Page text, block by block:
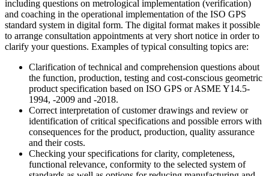
including questions on metrological implementation (verification)
and coaching in the operational implementation of the ISO GPS
standard system in digital form. The digital format makes it possible
to arrange consultation appointments at very short notice in order to
clarify your questions. Examples of typical consulting topics are:
Clarification of technical and comprehension questions about
the function, production, testing and cost-conscious geometric
product specification based on ISO GPS or ASME Y14.5-
1994, -2009 and -2018.
Correct interpretation of customer drawings and review or
identification of critical specifications and possible errors with
consequences for the product, production, quality assurance
and their costs.
Checking your specifications for clarity, completeness,
functional relevance, conformity to the selected system of